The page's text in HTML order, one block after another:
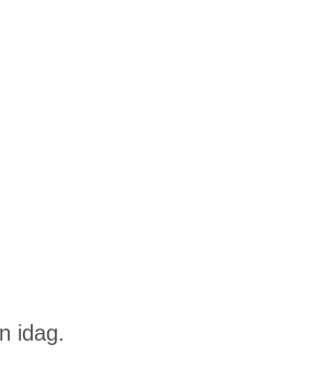
idag.